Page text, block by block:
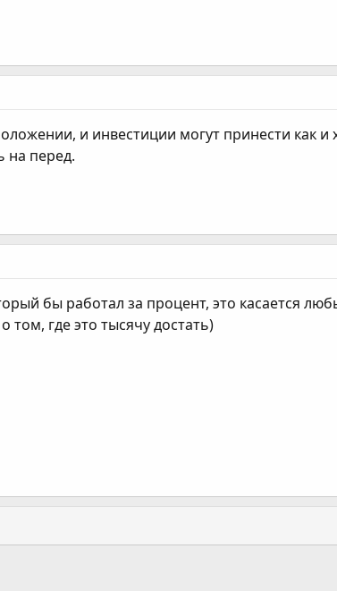
и инвестиции могут принести
на перед.
бы работал за процент, это касается
том, где это тысячу достать)